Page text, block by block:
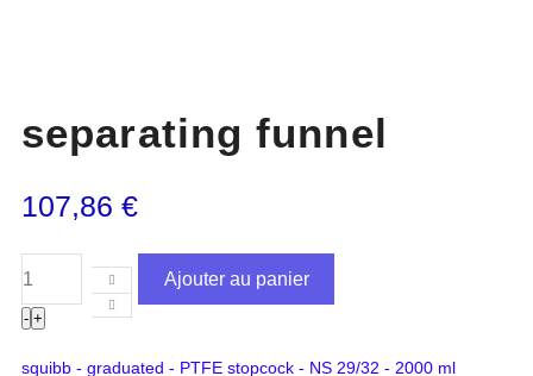
separating funnel
107,86 €
- +
Ajouter au panier
squibb - graduated - PTFE stopcock - NS 29/32 - 2000 ml